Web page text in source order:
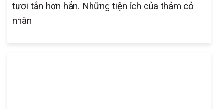
tươi tắn hơn hẳn. Những tiện ích của thảm cỏ
nhân